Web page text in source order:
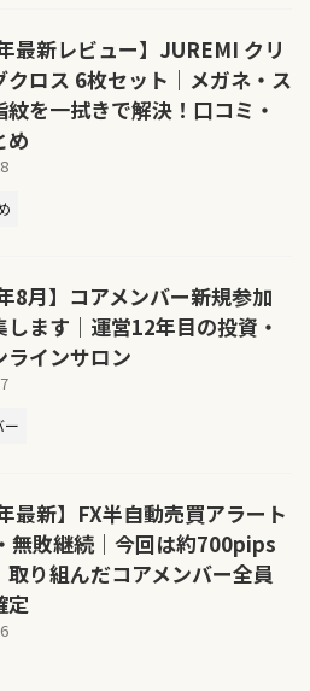
最新レビュー】JUREMI クリ
クロス 6枚セット｜メガネ・ス
紋を一拭きで解決！口コミ・
め
8月】コアメンバー新規参加
します｜運営12年目の投資・
ラインサロン
ー
最新】FX半自動売買アラート
無敗継続｜今回は約700pips
取り組んだコアメンバー全員
定